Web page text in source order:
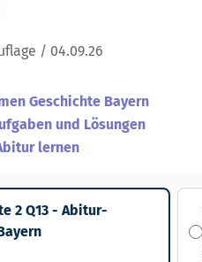
/ 04.09.26
Geschichte Bayern
und Lösungen
lernen
2 Q13 - Abitur-